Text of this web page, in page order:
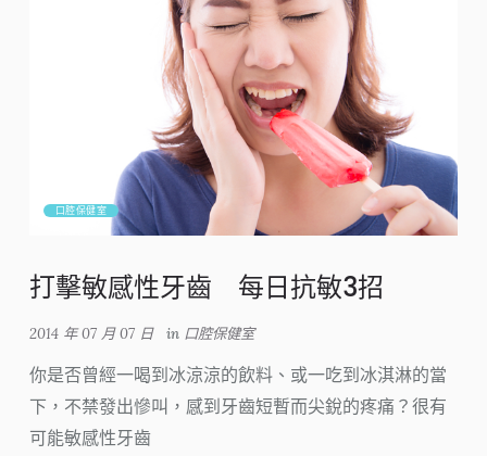
口腔保健室
打擊敏感性牙齒 每日抗敏3招
2014 年 07 月 07 日 in 口腔保健室
你是否曾經一喝到冰涼涼的飲料、或一吃到冰淇淋的當
下，不禁發出慘叫，感到牙齒短暫而尖銳的疼痛？很有
可能敏感性牙齒